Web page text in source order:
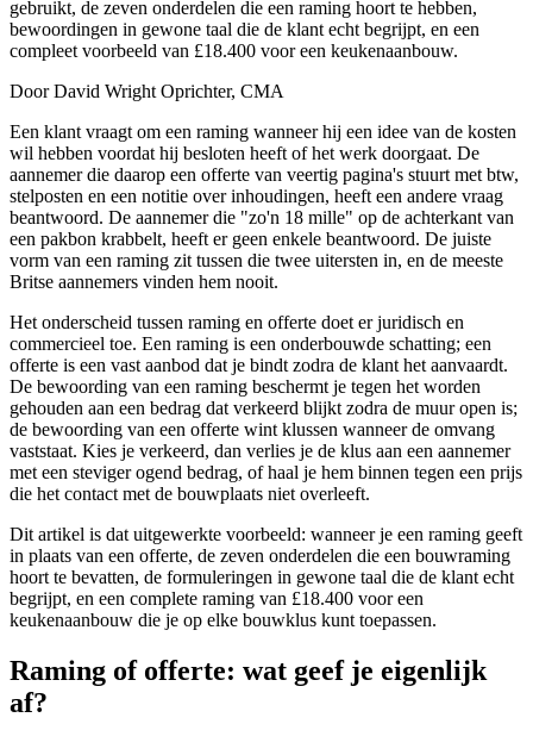
gebruikt, de zeven onderdelen die een raming hoort te hebben,
bewoordingen in gewone taal die de klant echt begrijpt, en een
compleet voorbeeld van £18.400 voor een keukenaanbouw.
Door David Wright Oprichter, CMA
Een klant vraagt om een raming wanneer hij een idee van de kosten
wil hebben voordat hij besloten heeft of het werk doorgaat. De
aannemer die daarop een offerte van veertig pagina's stuurt met btw,
stelposten en een notitie over inhoudingen, heeft een andere vraag
beantwoord. De aannemer die "zo'n 18 mille" op de achterkant van
een pakbon krabbelt, heeft er geen enkele beantwoord. De juiste
vorm van een raming zit tussen die twee uitersten in, en de meeste
Britse aannemers vinden hem nooit.
Het onderscheid tussen raming en offerte doet er juridisch en
commercieel toe. Een raming is een onderbouwde schatting; een
offerte is een vast aanbod dat je bindt zodra de klant het aanvaardt.
De bewoording van een raming beschermt je tegen het worden
gehouden aan een bedrag dat verkeerd blijkt zodra de muur open is;
de bewoording van een offerte wint klussen wanneer de omvang
vaststaat. Kies je verkeerd, dan verlies je de klus aan een aannemer
met een steviger ogend bedrag, of haal je hem binnen tegen een prijs
die het contact met de bouwplaats niet overleeft.
Dit artikel is dat uitgewerkte voorbeeld: wanneer je een raming geeft
in plaats van een offerte, de zeven onderdelen die een bouwraming
hoort te bevatten, de formuleringen in gewone taal die de klant echt
begrijpt, en een complete raming van £18.400 voor een
keukenaanbouw die je op elke bouwklus kunt toepassen.
Raming of offerte: wat geef je eigenlijk
af?